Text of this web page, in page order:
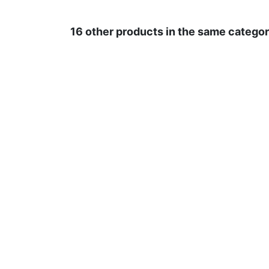
16 other products in the same